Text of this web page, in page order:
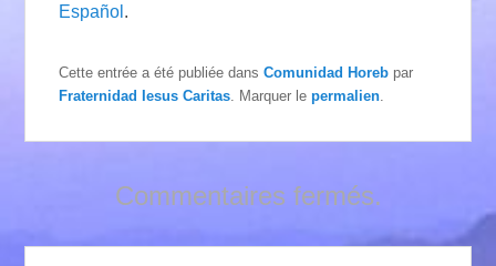
Español .
Cette entrée a été publiée dansComunidad Horeb par
Fraternidad Iesus Caritas . Marquer lepermalien
Commentaires fermés.